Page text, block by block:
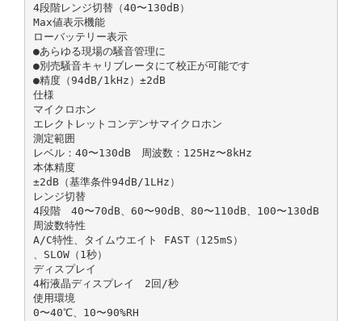
4段階レンジ切替（40〜130dB）
Max値表示機能
ローバッテリー表示
●あらゆる現場の騒音管理に
●別売騒音キャリブレータにて校正が可能です
●精度（94dB/1kHz）±2dB
仕様
マイクロホン
エレクトレットコンデンサマイクロホン
測定範囲
レベル：40〜130dB 周波数：125Hz〜8kHz
本体精度
±2dB（基準条件94dB/1LHz）
レンジ切替
4段階 40〜70dB、60〜90dB、80〜110dB、100〜130dB
周波数特性
A/C特性、タイムウエイト FAST（125mS）
、SLOW（1秒）
ディスプレイ
4桁液晶ディスプレイ 2回/秒
使用環境
0〜40℃、10〜90%RH